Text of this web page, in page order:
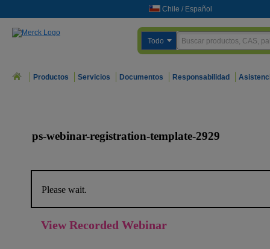
Chile / Español
Todo
Productos Servicios Documentos Responsabilidad